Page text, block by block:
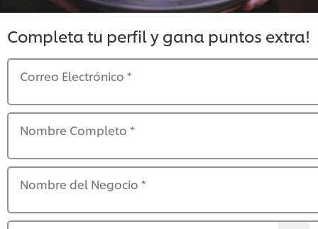
Completa tu perfil y gana puntos extra!
Correo Electrónico *
Nombre Completo *
Nombre del Negocio *